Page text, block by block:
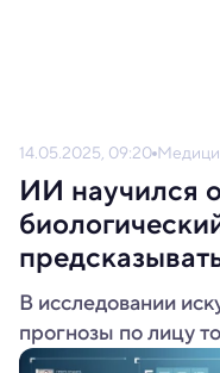
14.05.2025, 09:20
ИИ научился
В исследовании
прогнозы по лицу